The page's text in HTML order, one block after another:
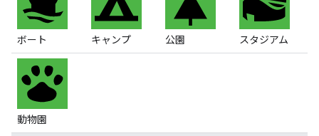
ボート キャンプ 公園 スタジアム
動物園